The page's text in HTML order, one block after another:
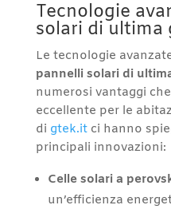
Tecnologie
solari di ultima
Le tecnologie
pannelli solari di
numerosi vantaggi
eccellente per le
di gtek.itci hanno
principali innovazioni:
Celle solari a
un’efficienza